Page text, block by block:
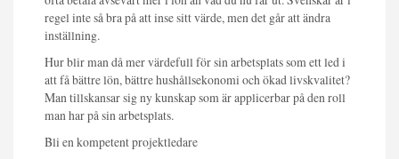
regel inte så bra på att inse sitt värde, men det går att ändra
inställning.
Hur blir man då mer värdefull för sin arbetsplats som ett led i
att få bättre lön, bättre hushållsekonomi och ökad livskvalitet?
Man tillskansar sig ny kunskap som är applicerbar på den roll
man har på sin arbetsplats.
Bli en kompetent projektledare